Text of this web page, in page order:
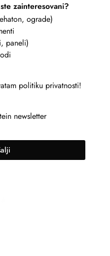
zainteresovani?
ograde)
paneli)
politiku privatnosti!
newsletter